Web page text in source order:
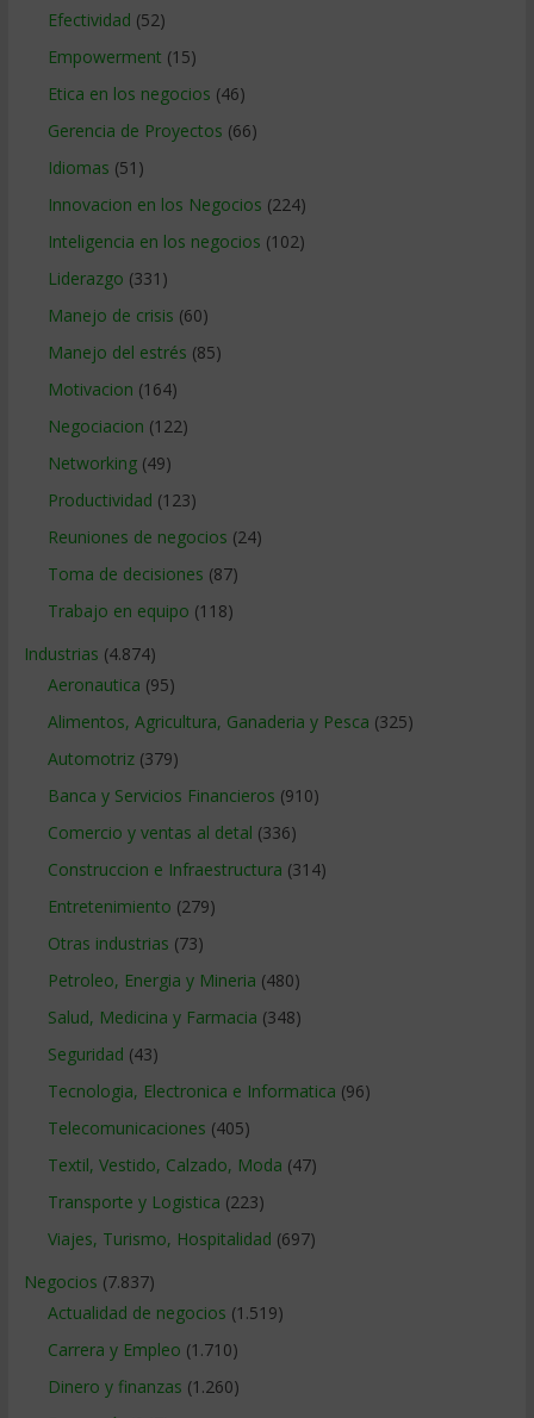
Efectividad (52)
Empowerment (15)
Etica en los negocios (46)
Gerencia de Proyectos (66)
Idiomas (51)
Innovacion en los Negocios (224)
Inteligencia en los negocios (102)
Liderazgo (331)
Manejo de crisis (60)
Manejo del estrés (85)
Motivacion (164)
Negociacion (122)
Networking(49)
Productividad (123)
Reuniones de negocios (24)
Toma de decisiones (87)
Trabajo en equipo (118)
Industrias (4.874)
Aeronautica (95)
Alimentos, Agricultura, Ganaderia y Pesca (325)
Automotriz(379)
Banca y Servicios Financieros (910)
Comercio y ventas al detal (336)
Construccion e Infraestructura (314)
Entretenimiento (279)
Otras industrias (73)
Petroleo, Energia y Mineria (480)
Salud, Medicina y Farmacia (348)
Seguridad (43)
Tecnologia, Electronica e Informatica (96)
Telecomunicaciones (405)
Textil, Vestido, Calzado, Moda (47)
Transporte y Logistica (223)
Viajes, Turismo, Hospitalidad (697)
Negocios (7.837)
Actualidad de negocios (1.519)
Carrera y Empleo (1.710)
Dinero y finanzas (1.260)